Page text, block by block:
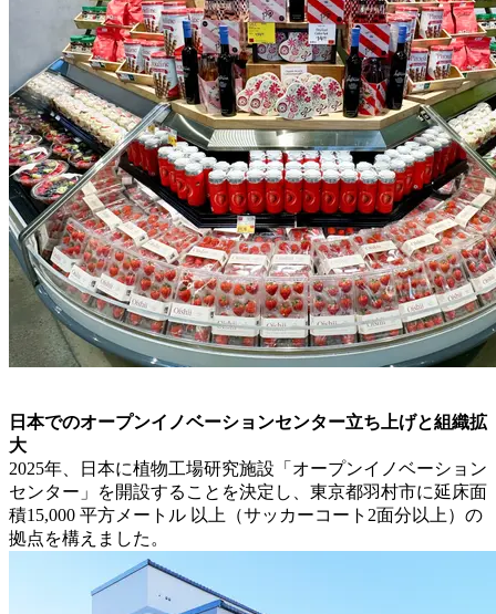
日本でのオープンイノベーションセンター立ち上げと組織拡
大
2025年、日本に植物工場研究施設「オープンイノベーション
センター」を開設することを決定し、東京都羽村市に延床面
積15,000 平方メートル 以上（サッカーコート2面分以上）の
拠点を構えました。